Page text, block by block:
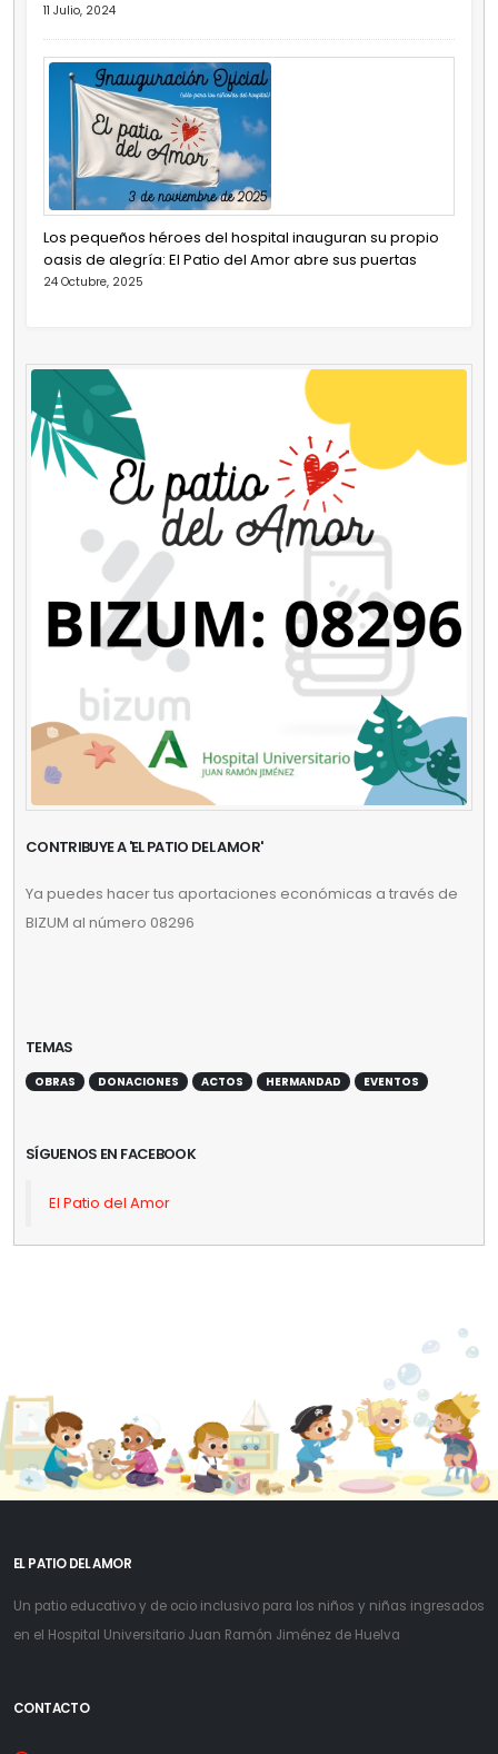
11 Julio, 2024
Los pequeños héroes del hospital inauguran su propio
oasis de alegría: El Patio del Amor abre sus puertas
24 Octubre, 2025
CONTRIBUYE A 'EL PATIO DEL AMOR'
Ya puedes hacer tus aportaciones económicas a través de
BIZUM al número 08296
TEMAS
OBRAS DONACIONES ACTOS HERMANDAD EVENTOS
SÍGUENOS EN FACEBOOK
El Patio del Amor
EL PATIO DEL AMOR
Un patio educativo y de ocio inclusivo para los niños y niñas ingresados
en el Hospital Universitario Juan Ramón Jiménez de Huelva
CONTACTO